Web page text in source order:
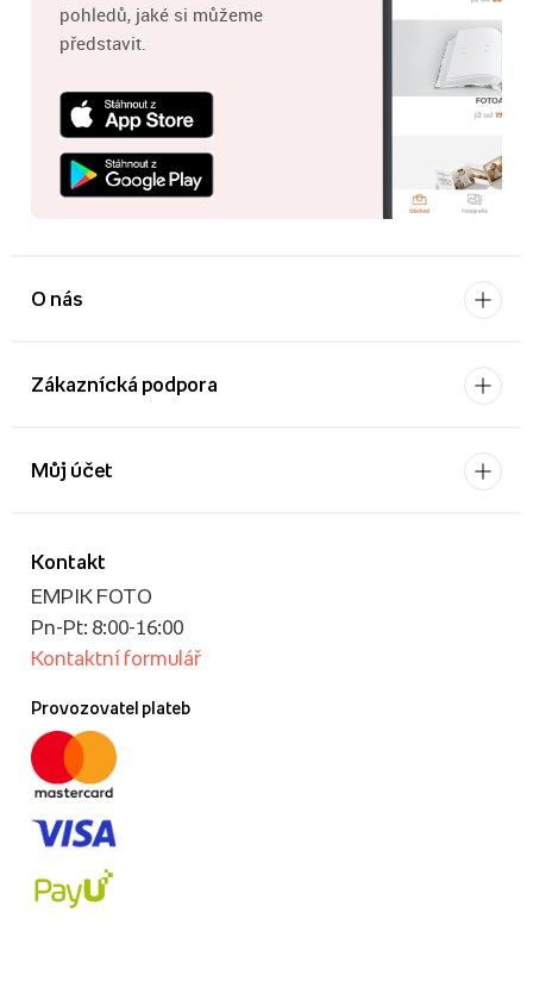
pohledů, jaké si můžeme
představit.
O nás
Zákaznícká podpora
Kontakt
EMPIK FOTO
Pn-Pt: 8:00-16:00
Kontaktní formulář
Provozovatel plateb
Můj účet